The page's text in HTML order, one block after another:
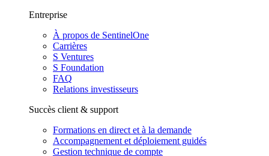
Entreprise
À propos de SentinelOne
Carrières
S Ventures
S Foundation
FAQ
Relations investisseurs
Succès client & support
Formations en direct et à la demande
Accompagnement et déploiement guidés
Gestion technique de compte